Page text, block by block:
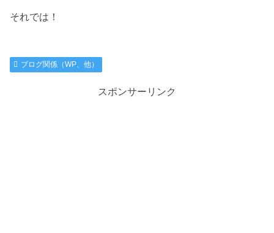
それでは！
ブログ関係（WP、他）
スポンサーリンク